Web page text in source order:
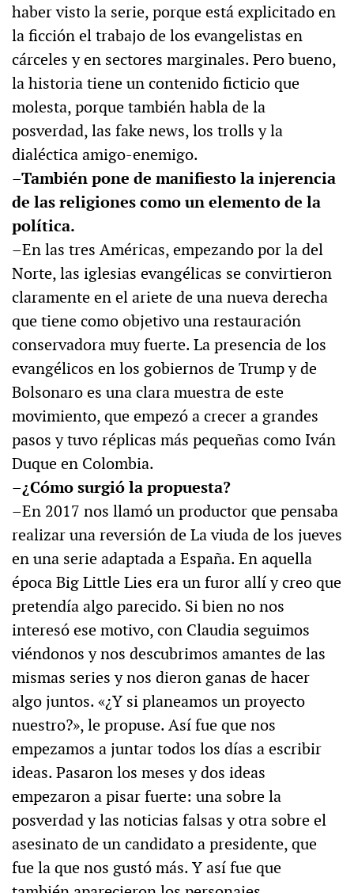
haber visto la serie, porque está explicitado en
la ficción el trabajo de los evangelistas en
cárceles y en sectores marginales. Pero bueno,
la historia tiene un contenido ficticio que
molesta, porque también habla de la
posverdad, las fake news, los trolls y la
dialéctica amigo-enemigo.
–También pone de manifiesto la injerencia
de las religiones como un elemento de la
política.
–En las tres Américas, empezando por la del
Norte, las iglesias evangélicas se convirtieron
claramente en el ariete de una nueva derecha
que tiene como objetivo una restauración
conservadora muy fuerte. La presencia de los
evangélicos en los gobiernos de Trump y de
Bolsonaro es una clara muestra de este
movimiento, que empezó a crecer a grandes
pasos y tuvo réplicas más pequeñas como Iván
Duque en Colombia.
–¿Cómo surgió la propuesta?
–En 2017 nos llamó un productor que pensaba
realizar una reversión de La viuda de los jueves
en una serie adaptada a España. En aquella
época Big Little Lies era un furor allí y creo que
pretendía algo parecido. Si bien no nos
interesó ese motivo, con Claudia seguimos
viéndonos y nos descubrimos amantes de las
mismas series y nos dieron ganas de hacer
algo juntos. «¿Y si planeamos un proyecto
nuestro?», le propuse. Así fue que nos
empezamos a juntar todos los días a escribir
ideas. Pasaron los meses y dos ideas
empezaron a pisar fuerte: una sobre la
posverdad y las noticias falsas y otra sobre el
asesinato de un candidato a presidente, que
fue la que nos gustó más. Y así fue que